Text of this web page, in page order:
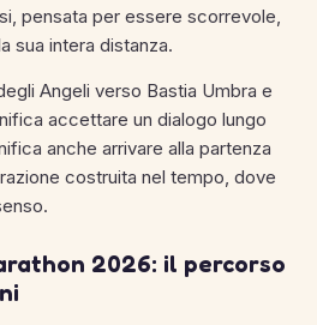
pensata per essere scorrevole,
sua intera distanza.
Angeli verso Bastia Umbra e
accettare un dialogo lungo
anche arrivare alla partenza
costruita nel tempo, dove
2026: il percorso